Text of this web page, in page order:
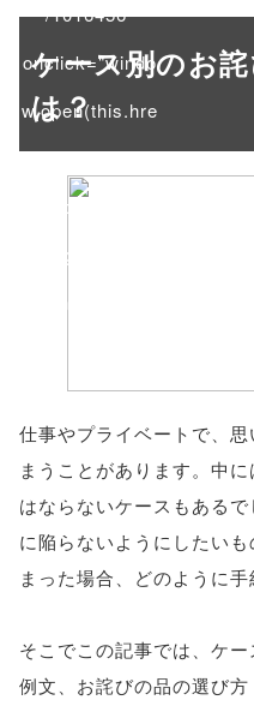
/1016456"
onclick="windo
w.open(this.hre
f, 'Gwindow',
'width=550,
height=450,
scrollbars=yes'
); return
false;"> シェア
ケース別のお
は？
仕事やプライベートで、
まうことがあります。中
はならないケースもある
に陥らないようにしたい
まった場合、どのように
そこでこの記事では、ケ
例文、お詫びの品の選び